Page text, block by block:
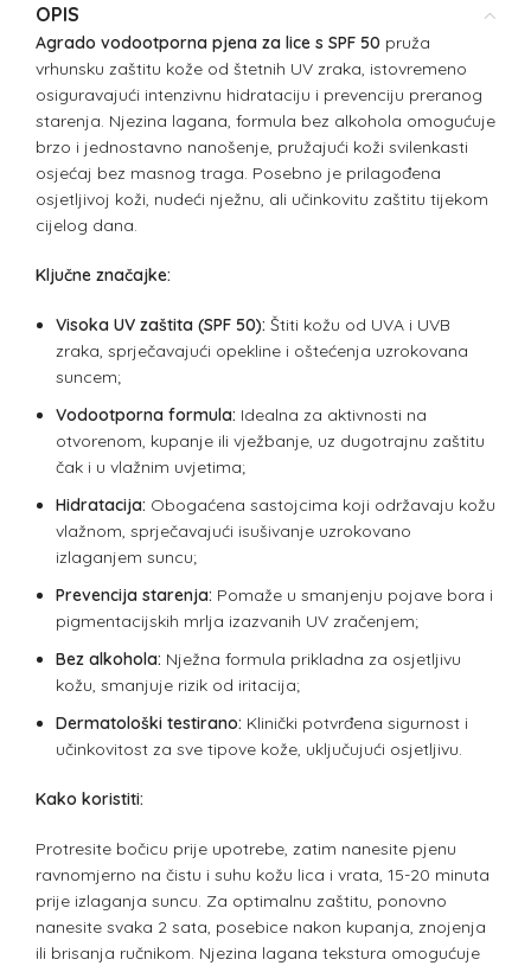
OPIS
Agrado vodootporna pjena za lice s SPF 50 pruža
vrhunsku zaštitu kože od štetnih UV zraka, istovremeno
osiguravajući intenzivnu hidrataciju i prevenciju preranog
starenja. Njezina lagana, formula bez alkohola omogućuje
brzo i jednostavno nanošenje, pružajući koži svilenkasti
osjećaj bez masnog traga. Posebno je prilagođena
osjetljivoj koži, nudeći nježnu, ali učinkovitu zaštitu tijekom
cijelog dana.
Ključne značajke:
Visoka UV zaštita (SPF 50): Štiti kožu od UVA i UVB
zraka, sprječavajući opekline i oštećenja uzrokovana
suncem;
Vodootporna formula: Idealna za aktivnosti na
otvorenom, kupanje ili vježbanje, uz dugotrajnu zaštitu
čak i u vlažnim uvjetima;
Hidratacija: Obogaćena sastojcima koji održavaju kožu
vlažnom, sprječavajući isušivanje uzrokovano
izlaganjem suncu;
Prevencija starenja: Pomaže u smanjenju pojave bora i
pigmentacijskih mrlja izazvanih UV zračenjem;
Bez alkohola: Nježna formula prikladna za osjetljivu
kožu, smanjuje rizik od iritacija;
Dermatološki testirano: Klinički potvrđena sigurnost i
učinkovitost za sve tipove kože, uključujući osjetljivu.
Kako koristiti:
Protresite bočicu prije upotrebe, zatim nanesite pjenu
ravnomjerno na čistu i suhu kožu lica i vrata, 15-20 minuta
prije izlaganja suncu. Za optimalnu zaštitu, ponovno
nanesite svaka 2 sata, posebice nakon kupanja, znojenja
ili brisanja ručnikom. Njezina lagana tekstura omogućuje